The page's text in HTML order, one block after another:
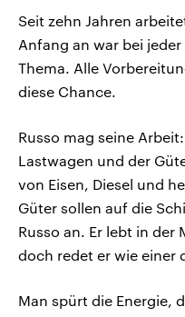
Seit zehn Jahren
Anfang an war bei
Thema. Alle
diese Chance.
Russo mag seine
Lastwagen und der
von Eisen, Diesel und
Güter sollen auf die
Russo an. Er lebt in der
doch redet er wie einer
Man spürt die Energie,